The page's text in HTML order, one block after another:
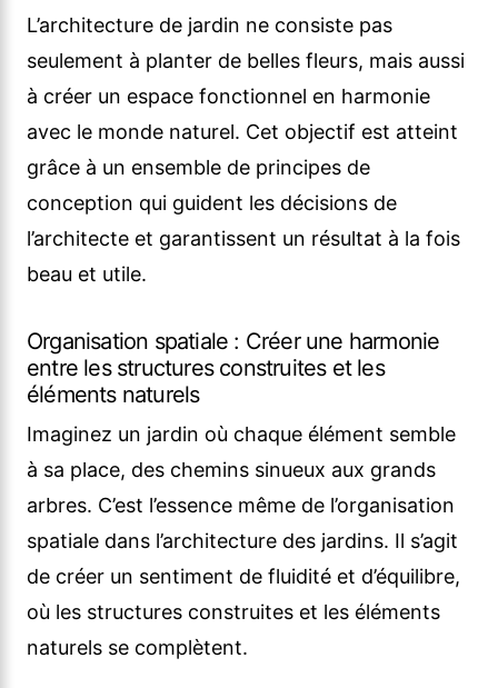
L’architecture de jardin ne consiste pas
seulement à planter de belles fleurs, mais aussi
à créer un espace fonctionnel en harmonie
avec le monde naturel. Cet objectif est atteint
grâce à un ensemble de principes de
conception qui guident les décisions de
l’architecte et garantissent un résultat à la fois
beau et utile.
Organisation spatiale : Créer une harmonie
entre les structures construites et les
éléments naturels
Imaginez un jardin où chaque élément semble
à sa place, des chemins sinueux aux grands
arbres. C’est l’essence même de l’organisation
spatiale dans l’architecture des jardins. Il s’agit
de créer un sentiment de fluidité et d’équilibre,
où les structures construites et les éléments
naturels se complètent.